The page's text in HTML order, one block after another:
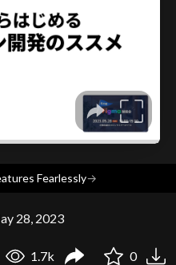
Fearlessly→
28, 2023
1.7k 0